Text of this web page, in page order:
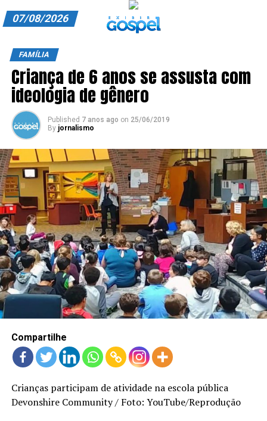
ANUNCIE CONOSCO
ASSINE
CARRINHO
EDITORIAL
ENTREVISTAS
EXPEDIENTE
FINALIZAR COMPRA
HOME
LANÇAMENTOS
07/08/2026
FAMÍLIA
Criança de 6 anos se assusta com
ideologia de gênero
Published 7 anos ago on 25/06/2019
By jornalismo
Compartilhe
Crianças participam de atividade na escola pública
Devonshire Community / Foto: YouTube/Reprodução